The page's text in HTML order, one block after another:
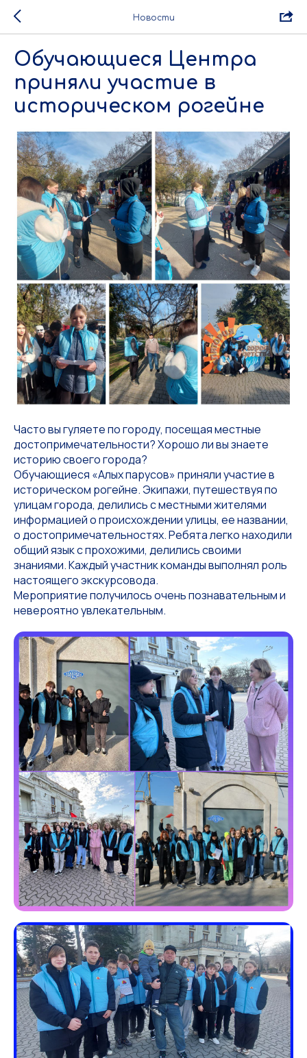
Новости
Обучающиеся Центра
приняли участие в
историческом рогейне
Часто вы гуляете по городу, посещая местные
достопримечательности? Хорошо ли вы знаете
историю своего города?
Обучающиеся «Алых парусов» приняли участие в
историческом рогейне. Экипажи, путешествуя по
улицам города, делились с местными жителями
информацией о происхождении улицы, ее названии,
о достопримечательностях. Ребята легко находили
общий язык с прохожими, делились своими
знаниями. Каждый участник команды выполнял роль
настоящего экскурсовода.
Мероприятие получилось очень познавательным и
невероятно увлекательным.